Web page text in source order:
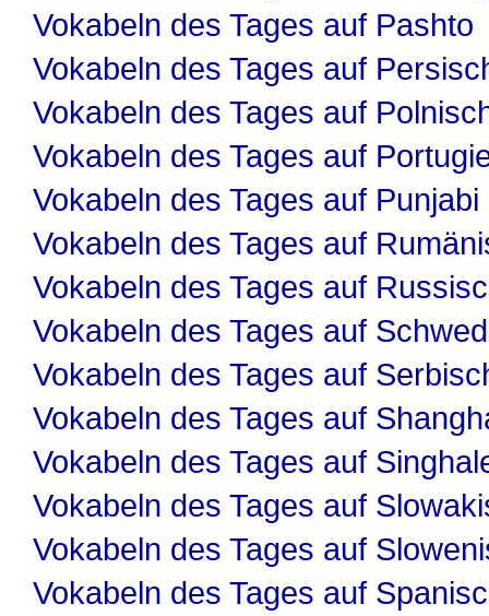
Vokabeln des Tages auf Pashto
Vokabeln des Tages auf
Vokabeln des Tages auf
Vokabeln des Tages auf
Vokabeln des Tages auf Punjabi
Vokabeln des Tages auf
Vokabeln des Tages auf
Vokabeln des Tages auf
Vokabeln des Tages auf
Vokabeln des Tages auf
Vokabeln des Tages auf
Vokabeln des Tages auf
Vokabeln des Tages auf
Vokabeln des Tages auf